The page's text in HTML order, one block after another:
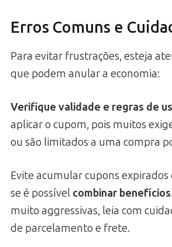
Erros Comuns e
Para evitar frustrações, esteja
que podem anular a economia:
Verifique validade e regras de
aplicar o cupom, pois muitos
ou são limitados a uma compra
Evite acumular cupons
se é possível combinar benefícios
muito aggressivas, leia com
de parcelamento e frete.